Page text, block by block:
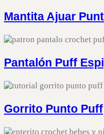
Mantita Ajuar
Pantalón Puff
Gorrito Punto Puff